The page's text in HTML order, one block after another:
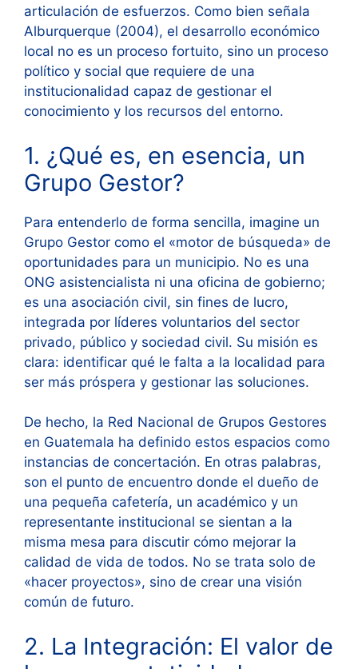
articulación de esfuerzos. Como bien señala
Alburquerque (2004), el desarrollo económico
local no es un proceso fortuito, sino un proceso
político y social que requiere de una
institucionalidad capaz de gestionar el
conocimiento y los recursos del entorno.
1. ¿Qué es, en esencia, un
Grupo Gestor?
Para entenderlo de forma sencilla, imagine un
Grupo Gestor como el «motor de búsqueda» de
oportunidades para un municipio. No es una
ONG asistencialista ni una oficina de gobierno;
es una asociación civil, sin fines de lucro,
integrada por líderes voluntarios del sector
privado, público y sociedad civil. Su misión es
clara: identificar qué le falta a la localidad para
ser más próspera y gestionar las soluciones.
De hecho, la Red Nacional de Grupos Gestores
en Guatemala ha definido estos espacios como
instancias de concertación. En otras palabras,
son el punto de encuentro donde el dueño de
una pequeña cafetería, un académico y un
representante institucional se sientan a la
misma mesa para discutir cómo mejorar la
calidad de vida de todos. No se trata solo de
«hacer proyectos», sino de crear una visión
común de futuro.
2. La Integración: El valor de